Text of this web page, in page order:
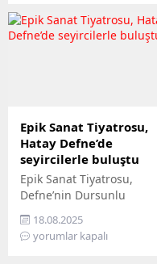
toplama, belge kontrolü,
onay takibi,
alanlardan biridir.
Geleneksel yöntemlerle
yürütülen masraf
yönetimi, finans ekiplerini
stratejik işlerden
uzaklaştırabilir ve
ekiplerin büyük bölümünü
manuel...
Epik Sanat Tiyatrosu,
Hatay Defne’de
seyircilerle buluştu
Epik Sanat Tiyatrosu,
Defne’nin Dursunlu
Mahallesi’nde seyircilerle
buluştu. Toplumcu şair
Nazım Hikmet’in
18.08.2025
yorumlar kapalı